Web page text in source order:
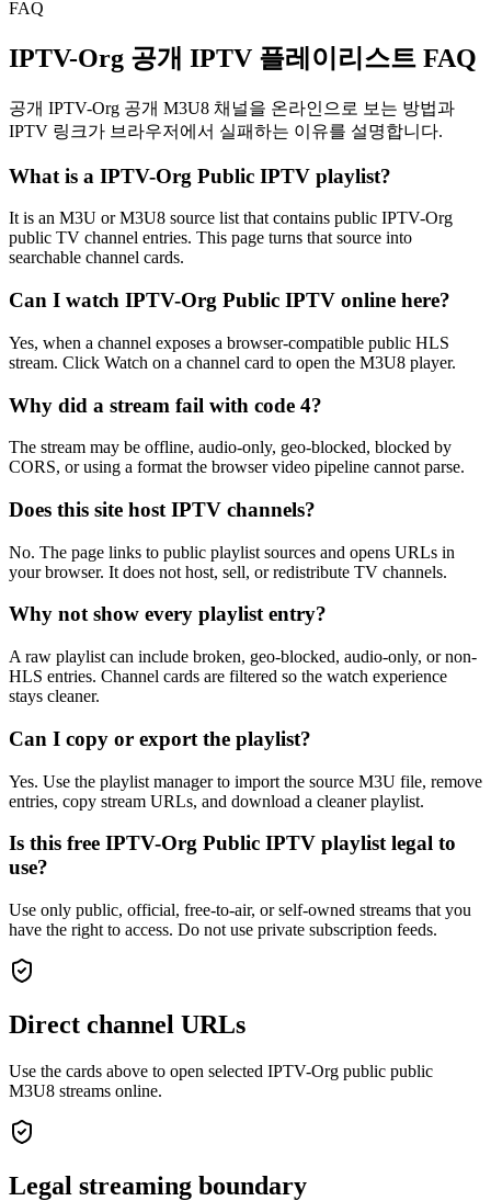
FAQ
IPTV-Org 공개 IPTV 플레이리스트 FAQ
공개 IPTV-Org 공개 M3U8 채널을 온라인으로 보는 방법과
IPTV 링크가 브라우저에서 실패하는 이유를 설명합니다.
What is a IPTV-Org Public IPTV playlist?
It is an M3U or M3U8 source list that contains public IPTV-Org
public TV channel entries. This page turns that source into
searchable channel cards.
Can I watch IPTV-Org Public IPTV online here?
Yes, when a channel exposes a browser-compatible public HLS
stream. Click Watch on a channel card to open the M3U8 player.
Why did a stream fail with code 4?
The stream may be offline, audio-only, geo-blocked, blocked by
CORS, or using a format the browser video pipeline cannot parse.
Does this site host IPTV channels?
No. The page links to public playlist sources and opens URLs in
your browser. It does not host, sell, or redistribute TV channels.
Why not show every playlist entry?
A raw playlist can include broken, geo-blocked, audio-only, or non-
HLS entries. Channel cards are filtered so the watch experience
stays cleaner.
Can I copy or export the playlist?
Yes. Use the playlist manager to import the source M3U file, remove
entries, copy stream URLs, and download a cleaner playlist.
Is this free IPTV-Org Public IPTV playlist legal to
use?
Use only public, official, free-to-air, or self-owned streams that you
have the right to access. Do not use private subscription feeds.
Direct channel URLs
Use the cards above to open selected IPTV-Org public public
M3U8 streams online.
Legal streaming boundary